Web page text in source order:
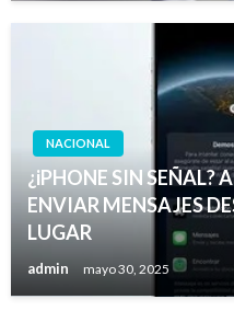
NACIONAL
¿iPHONE SIN SEÑAL?
ENVIAR MENSAJES
LUGAR
admin mayo 30, 2025